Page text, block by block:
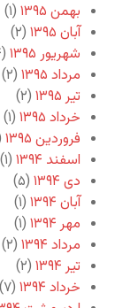
بهمن ۱۳۹۵
(۱)
آبان ۱۳۹۵
(۲)
شهریور ۱۳۹۵
(۴)
مرداد ۱۳۹۵
(۲)
تیر ۱۳۹۵
(۲)
خرداد ۱۳۹۵
(۱)
فروردین ۱۳۹۵
اسفند ۱۳۹۴
(۱)
دی ۱۳۹۴
(۵)
آبان ۱۳۹۴
(۱)
مهر ۱۳۹۴
(۱)
مرداد ۱۳۹۴
(۲)
تیر ۱۳۹۴
(۲)
خرداد ۱۳۹۴
(۷)